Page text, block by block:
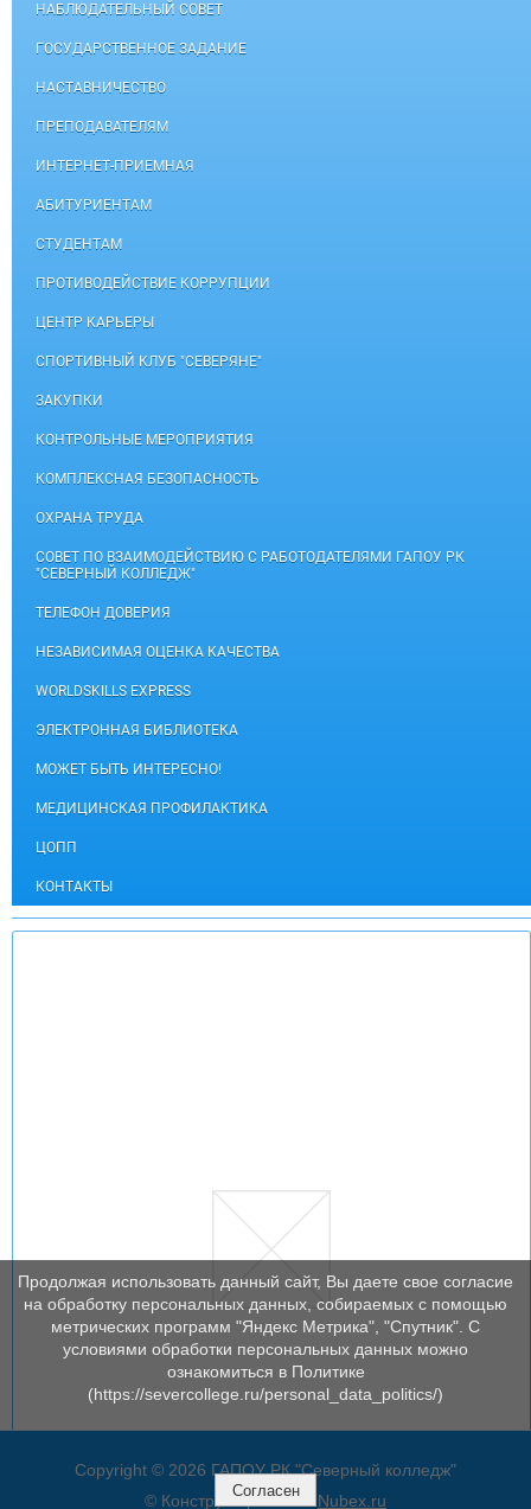
НАБЛЮДАТЕЛЬНЫЙ СОВЕТ
ГОСУДАРСТВЕННОЕ ЗАДАНИЕ
НАСТАВНИЧЕСТВО
ПРЕПОДАВАТЕЛЯМ
ИНТЕРНЕТ-ПРИЕМНАЯ
АБИТУРИЕНТАМ
СТУДЕНТАМ
ПРОТИВОДЕЙСТВИЕ КОРРУПЦИИ
ЦЕНТР КАРЬЕРЫ
СПОРТИВНЫЙ КЛУБ "СЕВЕРЯНЕ"
ЗАКУПКИ
КОНТРОЛЬНЫЕ МЕРОПРИЯТИЯ
КОМПЛЕКСНАЯ БЕЗОПАСНОСТЬ
ОХРАНА ТРУДА
СОВЕТ ПО ВЗАИМОДЕЙСТВИЮ С РАБОТОДАТЕЛЯМИ ГАПОУ РК
"СЕВЕРНЫЙ КОЛЛЕДЖ"
ТЕЛЕФОН ДОВЕРИЯ
НЕЗАВИСИМАЯ ОЦЕНКА КАЧЕСТВА
WORLDSKILLS EXPRESS
ЭЛЕКТРОННАЯ БИБЛИОТЕКА
МОЖЕТ БЫТЬ ИНТЕРЕСНО!
МЕДИЦИНСКАЯ ПРОФИЛАКТИКА
ЦОПП
КОНТАКТЫ
Copyright © 2026 ГАПОУ РК "Северный колледж"
© Конструктор сайтовNubex.ru
Продолжая использовать данный сайт, Вы даете свое согласие
на обработку персональных данных, собираемых с помощью
метрических программ "Яндекс Метрика", "Спутник". С
условиями обработки персональных данных можно
ознакомиться в Политике
(https://severcollege.ru/personal_data_politics/)
Согласен